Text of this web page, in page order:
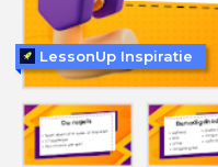
LessonUp Inspiratie